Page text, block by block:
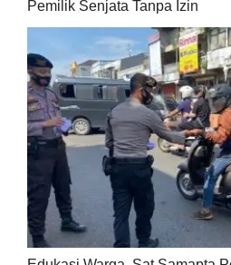
Pemilik Senjata Tanpa Izin